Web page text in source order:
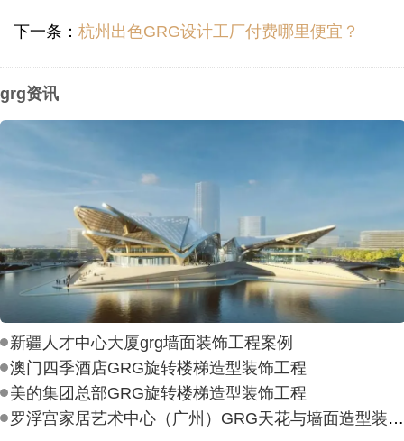
下一条： 杭州出色GRG设计工厂付费哪里便宜？
grg资讯
新疆人才中心大厦grg墙面装饰工程案例
澳门四季酒店GRG旋转楼梯造型装饰工程
美的集团总部GRG旋转楼梯造型装饰工程
罗浮宫家居艺术中心（广州）GRG天花与墙面造型装饰工程